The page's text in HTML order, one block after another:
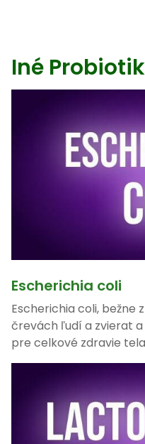
Iné
Escherichia coli
Escherichia coli, bežne
črevách ľudí a zvierat
pre celkové zdravie